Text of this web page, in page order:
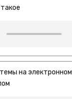
на электронном